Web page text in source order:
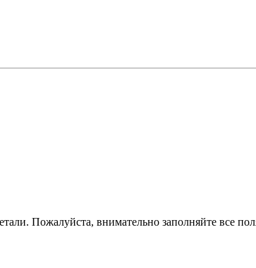
Пожалуйста, внимательно заполняйте все